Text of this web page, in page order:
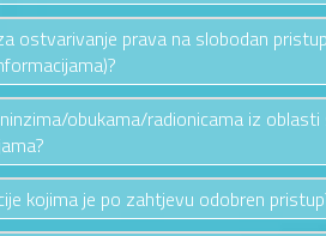
ostvarivanje prava na slobodan
obukama/radionicama iz
kojima je po zahtjevu odobren